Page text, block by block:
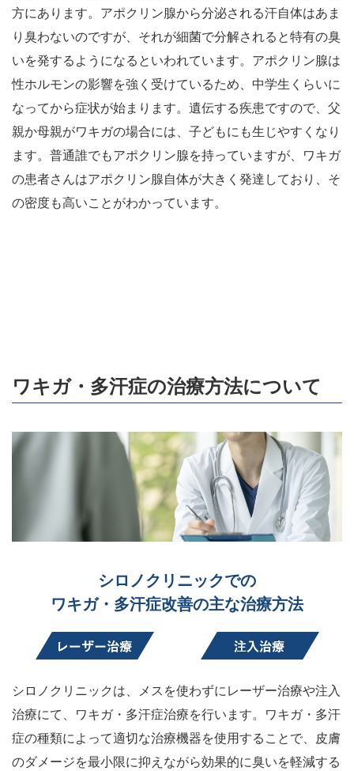
方にあります。アポクリン腺から分泌される汗自体はあま
り臭わないのですが、それが細菌で分解されると特有の臭
いを発するようになるといわれています。アポクリン腺は
性ホルモンの影響を強く受けているため、中学生くらいに
なってから症状が始まります。遺伝する疾患ですので、父
親か母親がワキガの場合には、子どもにも生じやすくなり
ます。普通誰でもアポクリン腺を持っていますが、ワキガ
の患者さんはアポクリン腺自体が大きく発達しており、そ
の密度も高いことがわかっています。
ワキガ・多汗症の治療方法について
シロノクリニックでの
ワキガ・多汗症改善の主な治療方法
シロノクリニックは、メスを使わずにレーザー治療や注入
治療にて、ワキガ・多汗症治療を行います。ワキガ・多汗
症の種類によって適切な治療機器を使用することで、皮膚
のダメージを最小限に抑えながら効果的に臭いを軽減する